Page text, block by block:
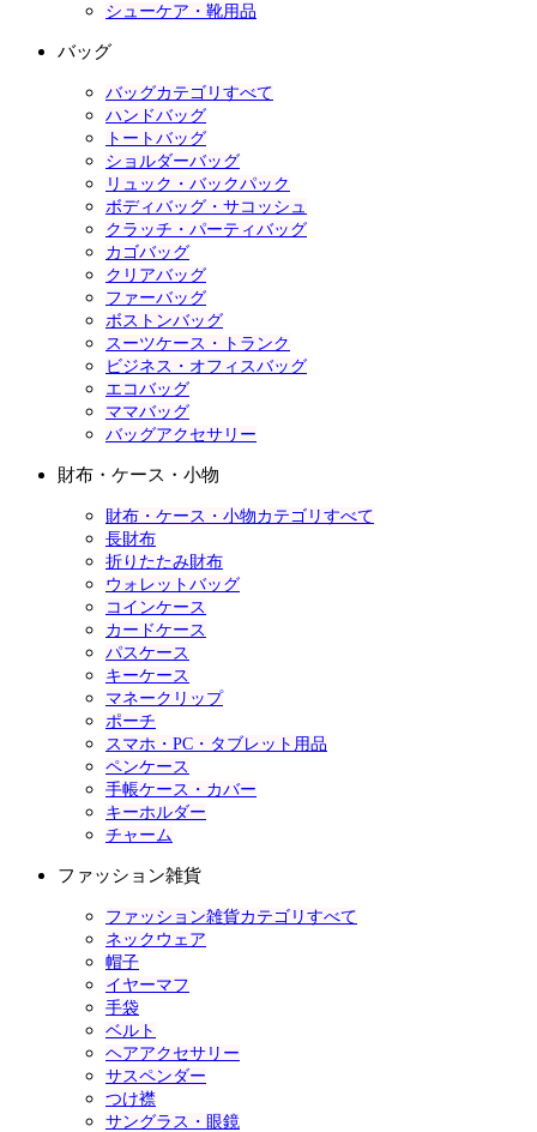
シューケア・靴用品
バッグ
バッグカテゴリすべて
ハンドバッグ
トートバッグ
ショルダーバッグ
リュック・バックパック
ボディバッグ・サコッシュ
クラッチ・パーティバッグ
カゴバッグ
クリアバッグ
ファーバッグ
ボストンバッグ
スーツケース・トランク
ビジネス・オフィスバッグ
エコバッグ
ママバッグ
バッグアクセサリー
財布・ケース・小物
財布・ケース・小物カテゴリすべて
長財布
折りたたみ財布
ウォレットバッグ
コインケース
カードケース
パスケース
キーケース
マネークリップ
ポーチ
スマホ・PC・タブレット用品
ペンケース
手帳ケース・カバー
キーホルダー
チャーム
ファッション雑貨
ファッション雑貨カテゴリすべて
ネックウェア
帽子
イヤーマフ
手袋
ベルト
ヘアアクセサリー
サスペンダー
つけ襟
サングラス・眼鏡